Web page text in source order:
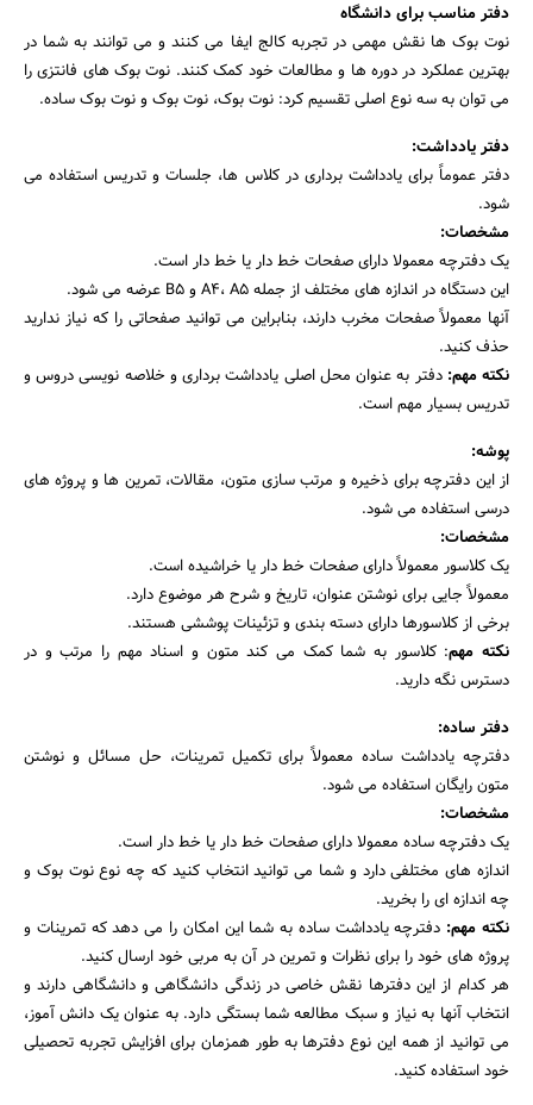
دفتر مناسب برای دانشگاه
نوت بوک ها نقش مهمی در تجربه کالج ایفا می کنند و می توانند به شما در
بهترین عملکرد در دوره ها و مطالعات خود کمک کنند. نوت بوک های فانتزی را
می توان به سه نوع اصلی تقسیم کرد: نوت بوک، نوت بوک و نوت بوک ساده.
دفتر یادداشت:
دفتر عموماً برای یادداشت برداری در کلاس ها، جلسات و تدریس استفاده می
شود.
مشخصات:
یک دفترچه معمولا دارای صفحات خط دار یا خط دار است.
این دستگاه در اندازه های مختلف از جمله A4، A5 و B5 عرضه می شود.
آنها معمولاً صفحات مخرب دارند، بنابراین می توانید صفحاتی را که نیاز ندارید
حذف کنید.
نکته مهم: دفتر به عنوان محل اصلی یادداشت برداری و خلاصه نویسی دروس و
تدریس بسیار مهم است.
پوشه:
از این دفترچه برای ذخیره و مرتب سازی متون، مقالات، تمرین ها و پروژه های
درسی استفاده می شود.
مشخصات:
یک کلاسور معمولاً دارای صفحات خط دار یا خراشیده است.
معمولاً جایی برای نوشتن عنوان، تاریخ و شرح هر موضوع دارد.
برخی از کلاسورها دارای دسته بندی و تزئینات پوششی هستند.
نکته مهم: کلاسور به شما کمک می کند متون و اسناد مهم را مرتب و در
دسترس نگه دارید.
دفتر ساده:
دفترچه یادداشت ساده معمولاً برای تکمیل تمرینات، حل مسائل و نوشتن
متون رایگان استفاده می شود.
مشخصات:
یک دفترچه ساده معمولا دارای صفحات خط دار یا خط دار است.
اندازه های مختلفی دارد و شما می توانید انتخاب کنید که چه نوع نوت بوک و
چه اندازه ای را بخرید.
نکته مهم: دفترچه یادداشت ساده به شما این امکان را می دهد که تمرینات و
پروژه های خود را برای نظرات و تمرین در آن به مربی خود ارسال کنید.
هر کدام از این دفترها نقش خاصی در زندگی دانشگاهی و دانشگاهی دارند و
انتخاب آنها به نیاز و سبک مطالعه شما بستگی دارد. به عنوان یک دانش آموز،
می توانید از همه این نوع دفترها به طور همزمان برای افزایش تجربه تحصیلی
خود استفاده کنید.